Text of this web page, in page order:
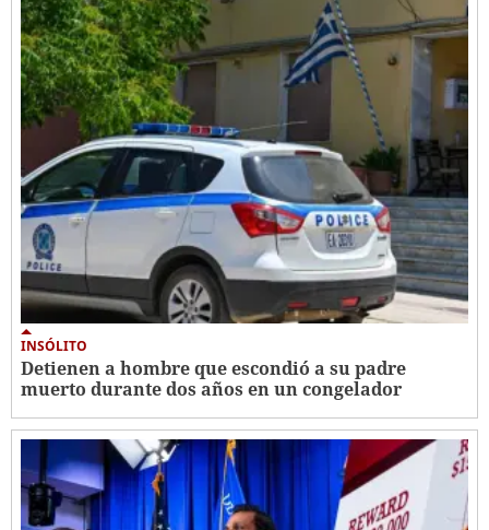
INSÓLITO
Detienen a hombre que escondió a su padre
muerto durante dos años en un congelador